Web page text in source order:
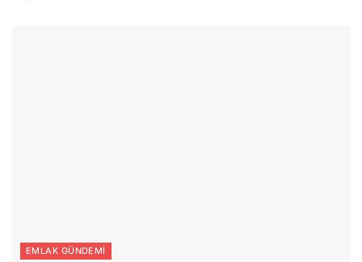
EMLAK GÜNDEMI